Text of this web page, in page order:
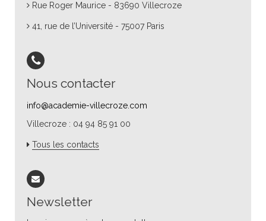
Rue Roger Maurice - 83690 Villecroze
41, rue de l’Université - 75007 Paris
Nous contacter
info@academie-villecroze.com
Villecroze : 04 94 85 91 00
Tous les contacts
Newsletter